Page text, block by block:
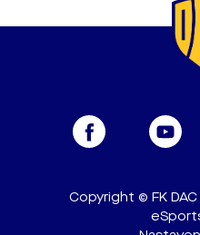
Copyright © FK